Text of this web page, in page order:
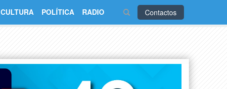
Contactos
CULTURA POLÍTICA RADIO